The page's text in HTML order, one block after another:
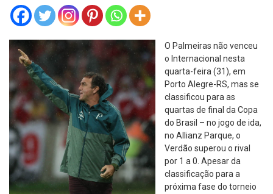
O Palmeiras não venceu
o Internacional nesta
quarta-feira (31), em
Porto Alegre-RS, mas se
classificou para as
quartas de final da Copa
do Brasil – no jogo de ida,
no Allianz Parque, o
Verdão superou o rival
por 1 a 0. Apesar da
classificação para a
próxima fase do torneio